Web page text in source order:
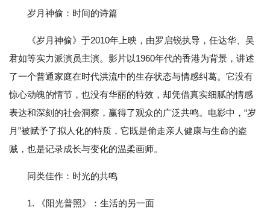
岁月神偷：时间的诗篇
《岁月神偷》于2010年上映，由罗启锐执导，任达华、吴
君如等实力派演员主演。影片以1960年代的香港为背景，讲述
了一个普通家庭在时代洪流中的生存状态与情感纠葛。它没有
惊心动魄的情节，也没有华丽的特效，却凭借真实细腻的情感
表达和深刻的社会洞察，赢得了观众的广泛共鸣。电影中，“岁
月”被赋予了拟人化的特质，它既是偷走亲人健康与生命的盗
贼，也是记录成长与变化的温柔画师。
同类佳作：时光的共鸣
1. 《阳光普照》：生活的另一面